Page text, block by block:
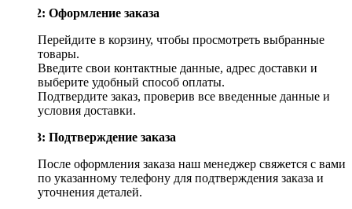
Шаг 2: Оформление заказа
Перейдите в корзину, чтобы просмотреть выбранные
товары.
Введите свои контактные данные, адрес доставки и
выберите удобный способ оплаты.
Подтвердите заказ, проверив все введенные данные и
условия доставки.
Шаг 3: Подтверждение заказа
После оформления заказа наш менеджер свяжется с вами
по указанному телефону для подтверждения заказа и
уточнения деталей.